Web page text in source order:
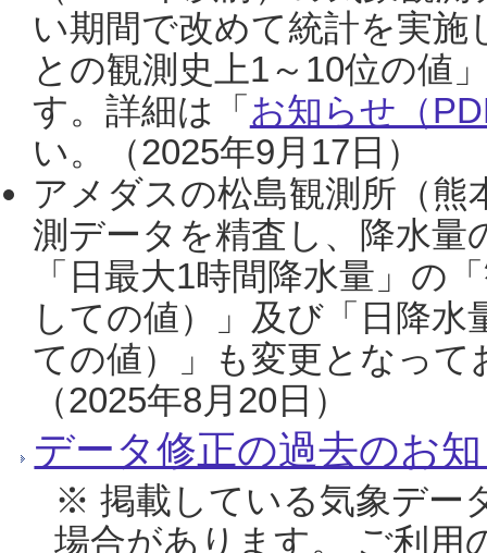
い期間で改めて統計を実
との観測史上1～10位の値
す。詳細は「 お知らせ（
い。（2025年9月17日）
アメダスの松島観測所（熊
測データを精査し、降水
「日最大1時間降水量」の
しての値）」及び「日降
ての値）」も変更となっ
（2025年8月20日）
データ修正の過去のお
※ 掲載している気象デー
場合があります。 ご利用